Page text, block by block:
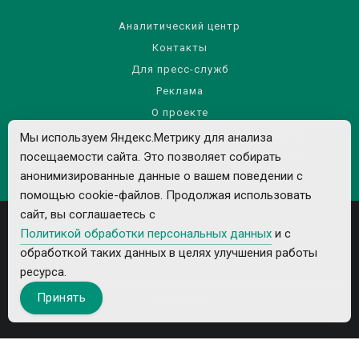
Аналитический центр
Контакты
Для пресс-служб
Реклама
О проекте
Правила использования материалов сайта
Политика обработки персональных данных
Все рекламируемые товары и услуги имеют необходимые лицензии и
Мы используем Яндекс.Метрику для анализа
посещаемости сайта. Это позволяет собирать
анонимизированные данные о вашем поведении с
помощью cookie-файлов. Продолжая использовать
сайт, вы соглашаетесь с
Политикой обработки персональных данных и с
обработкой таких данных в целях улучшения работы
ресурса.
Принять